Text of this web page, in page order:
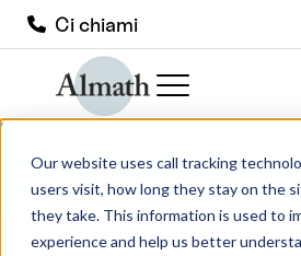
Our website uses call tracking
users visit, how long they stay on the
they take. This information is used to
experience and help us better
Ci chiami
M5BOLTA20 Bullone e
M5 x 20 mm